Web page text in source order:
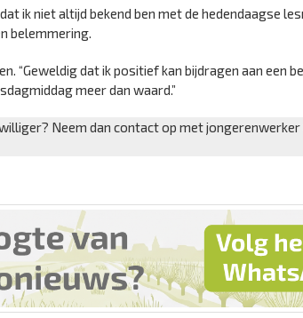
ik niet altijd bekend ben met de hedendaagse
belemmering.
“Geweldig dat ik positief kan bijdragen aan een
meer dan waard.”
Neem dan contact op met jongerenwerker